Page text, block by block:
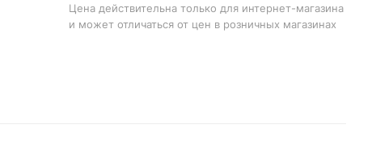
Цена действительна только для интернет-магазина
и может отличаться от цен в розничных магазинах